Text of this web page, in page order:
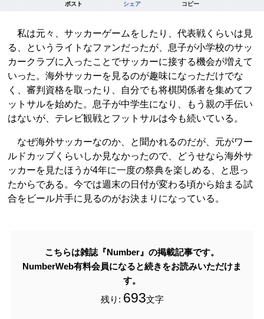
ポスト シェア コピー
私は元々、サッカーゲームをしたり、代表戦くらいは見
る、というライトなファンだったが、息子が小学校のサッ
カークラブに入ったことでサッカーに接する機会が増えて
いった。海外サッカーを見るのが趣味になっただけでな
く、審判資格を取ったり、自分でも将棋関係者を集めてフ
ットサルを始めた。息子が中学生になり、もう親の手伝い
はないが、テレビ観戦とフットサルは今も続いている。
なぜ海外サッカーなのか、と聞かれるのだが、元がワー
ルドカップくらいしか見なかったので、どうせなら海外サ
ッカーを見たほうが4年に一度の祭典を楽しめる、と思っ
たからである。今では週末の日付が変わる頃から始まる試
合をビール片手に見るのがお決まりになっている。
こちらは雑誌『Number』の掲載記事です。
NumberWeb有料会員になると続きをお読みいただけま
す。
残り: 693文字